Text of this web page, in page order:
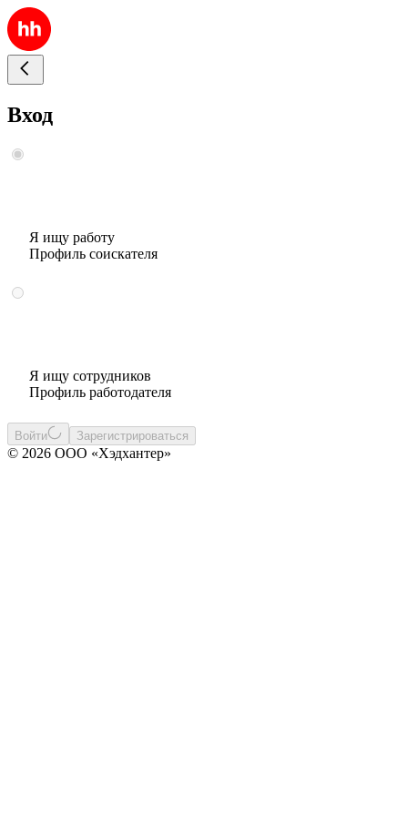
Вход
Я ищу работу
Профиль соискателя
Я ищу сотрудников
Профиль работодателя
Войти Зарегистрироваться
© 2026 ООО «Хэдхантер»